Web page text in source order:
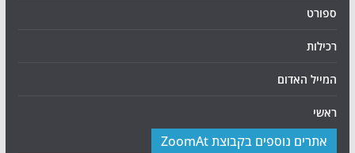
ספורט
רכילות
המייל האדום
ראשי
אתרים נוספים בקבוצת ZoomAt